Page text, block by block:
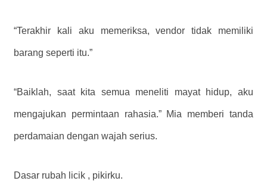
“Terakhir kali aku memeriksa, vendor tidak memiliki
barang seperti itu.”
“Baiklah, saat kita semua meneliti mayat hidup, aku
mengajukan permintaan rahasia.” Mia memberi tanda
perdamaian dengan wajah serius.
Dasar rubah licik , pikirku.